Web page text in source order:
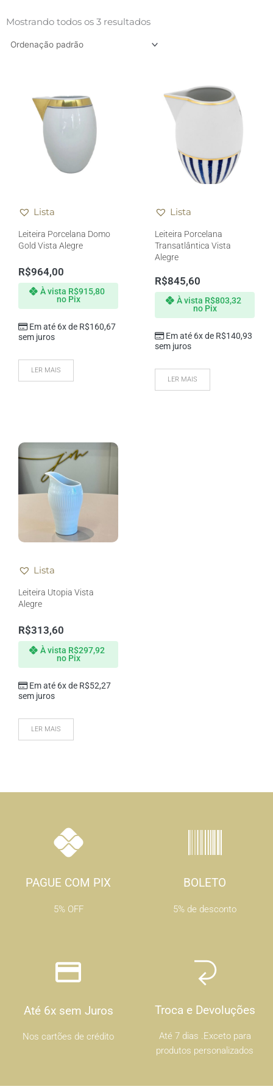
Mostrando todos os 3 resultados
Lista
Leiteira Porcelana Domo
Gold Vista Alegre
R$964,00
Em até 6x de R$160,67
sem juros
À vista R$915,80
no Pix
LER MAIS
Lista
Leiteira Porcelana
Transatlântica Vista
Alegre
R$845,60
Em até 6x de R$140,93
sem juros
À vista R$803,32
no Pix
LER MAIS
Lista
Leiteira Utopia Vista
Alegre
R$313,60
Em até 6x de R$52,27
sem juros
À vista R$297,92
no Pix
LER MAIS
PAGUE COM PIX
5% OFF
BOLETO
5% de desconto
Até 6x sem Juros
Nos cartões de crédito
Troca e Devoluções
Até 7 dias .Exceto para
produtos personalizados